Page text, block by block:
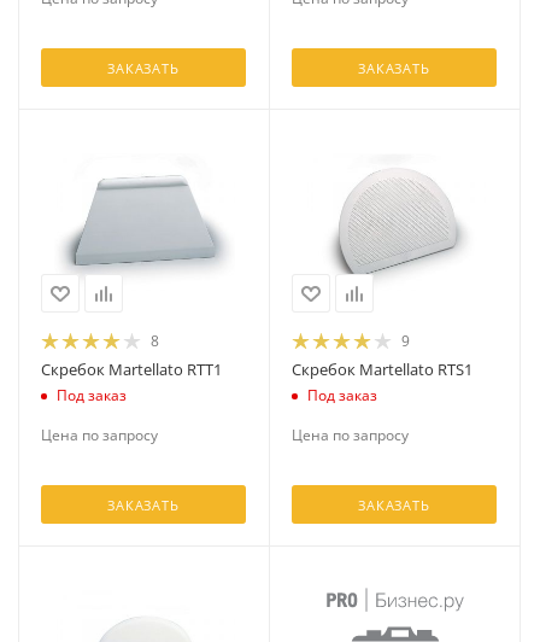
ЗАКАЗАТЬ ЗАКАЗАТЬ
8
Скребок Martellato RTT1
Под заказ
Цена по запросу
ЗАКАЗАТЬ
9
Скребок Martellato RTS1
Под заказ
Цена по запросу
ЗАКАЗАТЬ